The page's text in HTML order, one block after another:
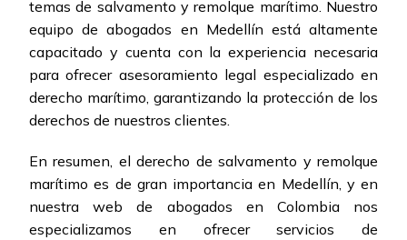
temas de salvamento y remolque marítimo. Nuestro
equipo de abogados en Medellín está altamente
capacitado y cuenta con la experiencia necesaria
para ofrecer asesoramiento legal especializado en
derecho marítimo, garantizando la protección de los
derechos de nuestros clientes.
En resumen, el derecho de salvamento y remolque
marítimo es de gran importancia en Medellín, y en
nuestra web de abogados en Colombia nos
especializamos en ofrecer servicios de